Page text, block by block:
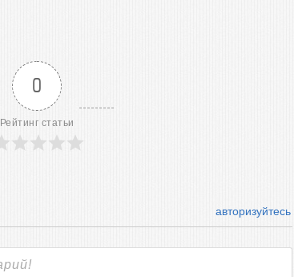
0
Рейтинг статьи
авторизуйтесь